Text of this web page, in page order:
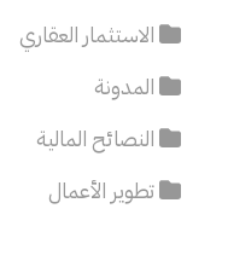
الاستثمار العقاري
المدونة
النصائح المالية
تطوير الأعمال